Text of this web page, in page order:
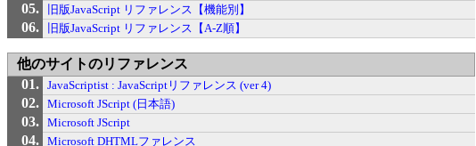
旧版JavaScript リファレンス【機能別】
旧版JavaScript リファレンス【A-Z順】
他のサイトのリファレンス
JavaScriptist : JavaScriptリファレンス (ver 4)
Microsoft JScript (日本語)
Microsoft JScript
Microsoft DHTMLファレンス